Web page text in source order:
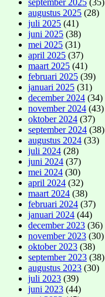
augustus 2025 (28)
juli 2025 (41)
juni 2025 (38)
mei 2025 (31)
april 2025 (37)
maart 2025 (41)
februari 2025 (39)
januari 2025 (31)
december 2024 (34)
november 2024 (43)
oktober 2024 (37)
september 2024 (38)
augustus 2024 (33)
juli 2024 (28)
juni 2024 (37)
mei 2024 (30)
april 2024 (32)
maart 2024 (38)
februari 2024 (37)
januari 2024 (44)
december 2023 (36)
november 2023 (30)
oktober 2023 (38)
september 2023 (38)
augustus 2023 (30)
juli 2023 (39)
juni 2023 (44)